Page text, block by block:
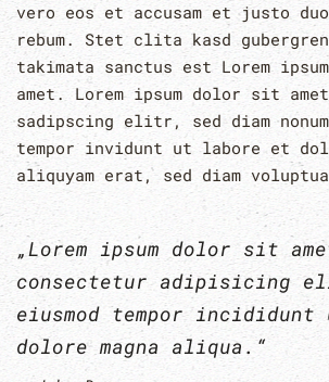
vero eos et accusam et justo
rebum. Stet clita kasd
takimata sanctus est Lorem
amet. Lorem ipsum dolor sit
sadipscing elitr, sed diam
tempor invidunt ut labore et
aliquyam erat, sed diam
„Lorem ipsum dolor sit
consectetur adipisicing
eiusmod tempor
dolore magna aliqua.“